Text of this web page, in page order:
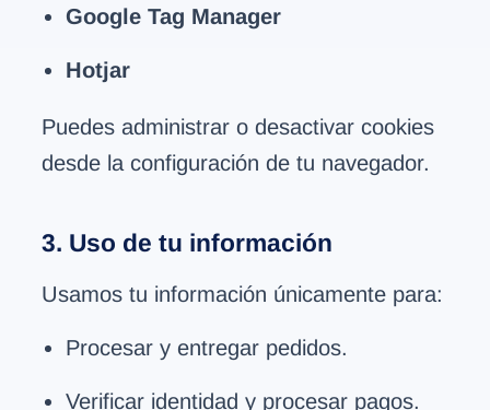
Google Tag Manager
Hotjar
Puedes administrar o desactivar cookies
desde la configuración de tu navegador.
3. Uso de tu información
Usamos tu información únicamente para:
Procesar y entregar pedidos.
Verificar identidad y procesar pagos.